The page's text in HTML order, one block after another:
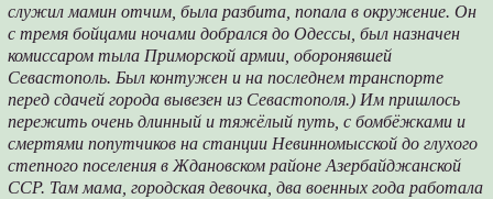
служил мамин отчим, была разбита, попала в окружение. Он
с тремя бойцами ночами добрался до Одессы, был назначен
комиссаром тыла Приморской армии, оборонявшей
Севастополь. Был контужен и на последнем транспорте
перед сдачей города вывезен из Севастополя.) Им пришлось
пережить очень длинный и тяжёлый путь, с бомбёжками и
смертями попутчиков на станции Невинномысской до глухого
степного поселения в Ждановском районе Азербайджанской
ССР. Там мама, городская девочка, два военных года работала